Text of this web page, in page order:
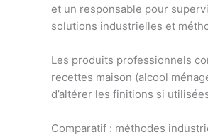
et un responsable pour
solutions industrielles et
Les produits professionnels
recettes maison (alcool
d’altérer les finitions si
Comparatif : méthodes